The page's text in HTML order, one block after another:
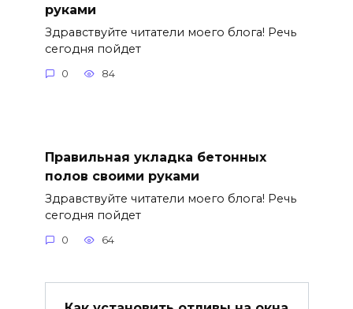
руками
Здравствуйте читатели моего блога! Речь
сегодня пойдет
0 84
Правильная укладка бетонных
полов своими руками
Здравствуйте читатели моего блога! Речь
сегодня пойдет
0 64